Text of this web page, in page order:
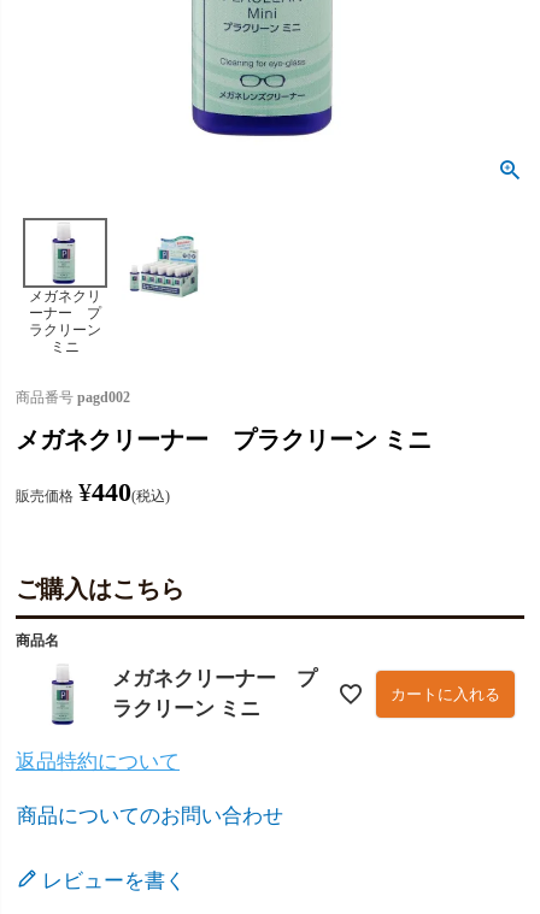
メガネクリ
ーナー プ
ラクリーン
ミニ
商品番号 pagd002
メガネクリーナー プラクリーン ミニ
販売価格 ¥440 税込
ご購入はこちら
商品名
メガネクリーナー プ
ラクリーン ミニ
カートに入れる
返品特約について
商品についてのお問い合わせ
レビューを書く